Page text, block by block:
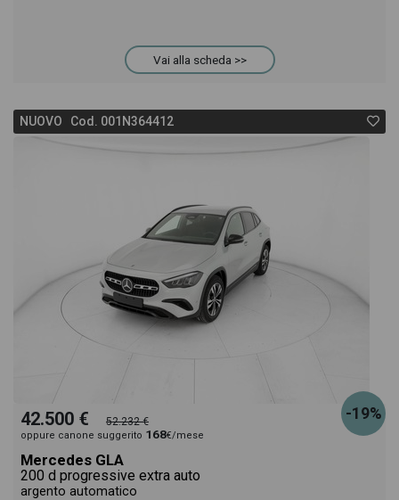
Vai alla scheda >>
NUOVO Cod. 001N364412
-19%
42.500 € 52.232 €
oppure canone suggerito 168€/mese
Mercedes GLA
200 d progressive extra auto
argento automatico